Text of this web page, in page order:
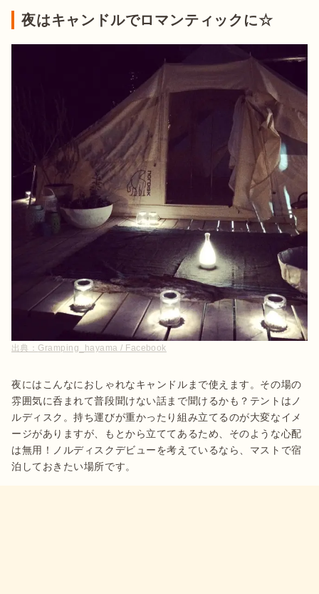
夜はキャンドルでロマンティックに☆
出典： Gramping_hayama / Facebook
夜にはこんなにおしゃれなキャンドルまで使えます。その場の
雰囲気に呑まれて普段聞けない話まで聞けるかも？テントはノ
ルディスク。持ち運びが重かったり組み立てるのが大変なイメ
ージがありますが、もとから立ててあるため、そのような心配
は無用！ノルディスクデビューを考えているなら、マストで宿
泊しておきたい場所です。